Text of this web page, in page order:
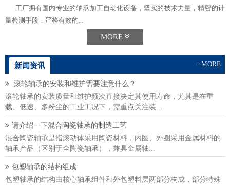
工厂拥有国内专业的轴承加工自动化设备，坚实的技术力量，精密的计
量检测手段，严格有效的...
MORE
新闻资讯 + MORE
滚轮轴承的安装和维护需要注意什么？
滚轮轴承的安装质量和维护频次直接决定其使用寿命，尤其是在重
载、低速、多粉尘的工业工况下，需重点关注装...
请介绍一下混合陶瓷轴承的制造工艺
混合陶瓷轴承是指滚动体采用陶瓷材料，内圈、外圈采用金属材料的
轴承产品（区别于全陶瓷轴承），兼具金属轴...
包塑轴承的结构组成
包塑轴承的结构由核心轴承组件和外包塑料层两部分构成，部分特殊